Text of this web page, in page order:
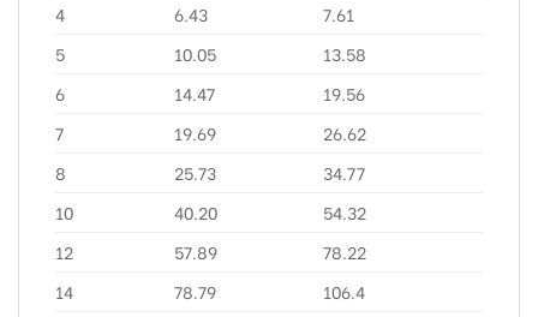
4
6.43
7.61
5
10.05
13.58
6
14.47
19.56
7
19.69
26.62
8
25.73
34.77
10
40.20
54.32
12
57.89
78.22
14
78.79
106.4